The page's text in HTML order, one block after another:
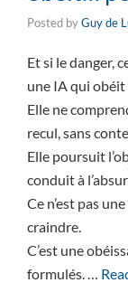
Posted byGuy de
Et si le danger,
une IA qui
Elle ne
recul, sans
Elle poursuit
conduit à
Ce n’est pas
craindre.
C’est une
formulés. …